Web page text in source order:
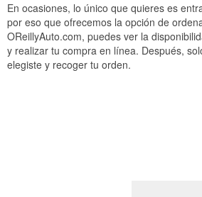
the time to thoroughly test both...
Read More
En ocasiones, lo único que quieres es
por eso que ofrecemos la opción de
OReillyAuto.com, puedes ver la
y realizar tu compra en línea. Después,
elegiste y recoger tu orden.